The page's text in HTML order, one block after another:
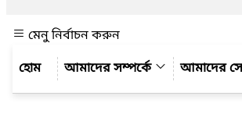
মেনু নির্বাচন করুন
আমাদের সম্পর্কে
আমাদের